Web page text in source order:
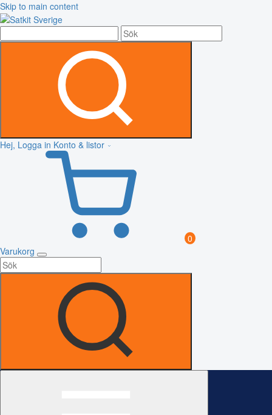
Skip to main content
Hej, Logga in Konto & listor
0
Varukorg